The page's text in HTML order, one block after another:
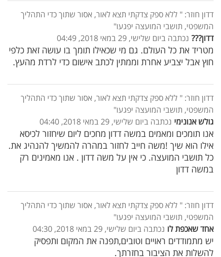
דדון חוזר: " ללא ספק צדקתי תצא לאור, אסור שתוך כדי התהליך
המשפטי, תושבי המועצה יפגעו"
דדון??? נכתבה ביום שלישי, 29 במאי 2018, 04:49
מטריד את כל העולם. גם מי שכאילו תומך בו עושה זאת כלפי
חוץ אבל יצביע אחרת וממתין לכתב אישום כדי לרדת מהעץ.
דדון חוזר: " ללא ספק צדקתי תצא לאור, אסור שתוך כדי התהליך
המשפטי, תושבי המועצה יפגעו"
גולש אנונימי נכתבה ביום שלישי, 29 במאי 2018, 04:40
אנו תומכים ומאמים במשה דדון מחכים ליום שיחזור לכיסא
אילו הוא שיך !משה חייב לחזור במהרה להמשיך להנהיג את.
כל תושבי המועצה. כי אין על משה דדון . אנו מאמינים רק
במשה דדון
דדון חוזר: " ללא ספק צדקתי תצא לאור, אסור שתוך כדי התהליך
המשפטי, תושבי המועצה יפגעו"
אחד שאכפת לו נכתבה ביום שלישי, 29 במאי 2018, 04:30
יש מתמודדים ראויים וטובים,תפנה את המקום ותפסיק
להשלות את הציבור בחזרתך.